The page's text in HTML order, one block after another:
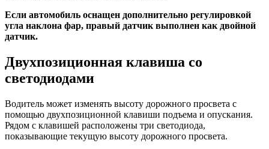
Если автомобиль оснащен дополнительно регулировкой
угла наклона фар, правый датчик выполнен как двойной
датчик.
Двухпозиционная клавиша со
светодиодами
Водитель может изменять высоту дорожного просвета с
помощью двухпозиционной клавиши подъема и опускания.
Рядом с клавишей расположены три светодиода,
показывающие текущую высоту дорожного просвета.